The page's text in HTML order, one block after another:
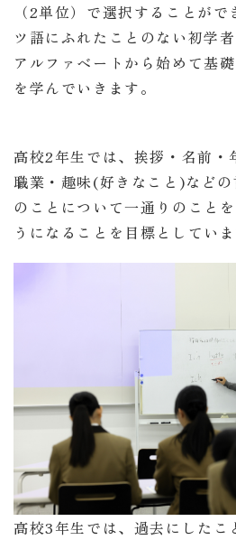
（2単位）で選択することが
ツ語にふれたことのない初学
アルファベートから始めて基
を学んでいきます。
高校2年生では、挨拶・名前・
職業・趣味(好きなこと)など
のことについて一通りのこと
うになることを目標としていま
高校3年生では、過去にしたこ